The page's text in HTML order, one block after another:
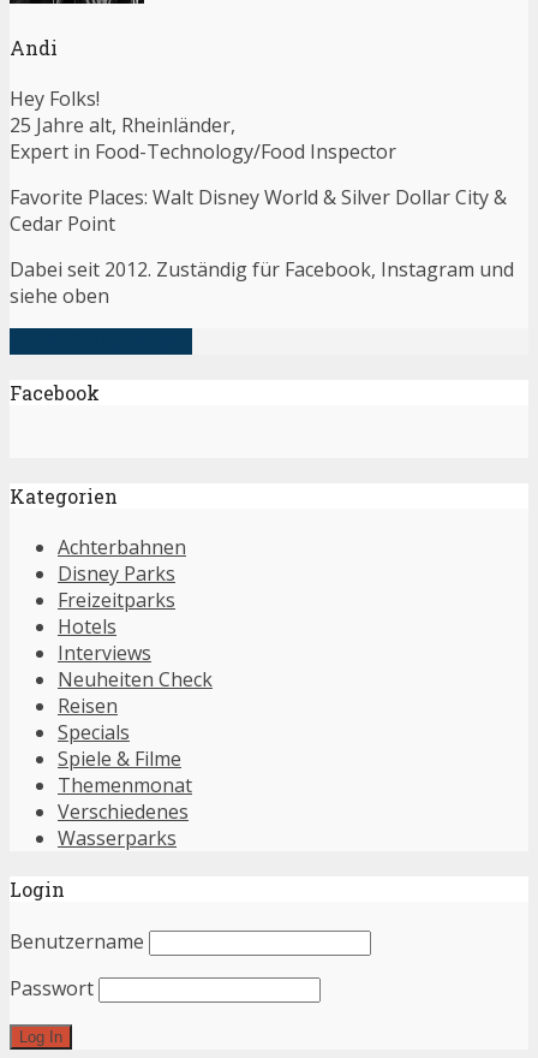
Andi
Hey Folks!
25 Jahre alt, Rheinländer,
Expert in Food-Technology/Food Inspector
Favorite Places: Walt Disney World & Silver Dollar City &
Cedar Point
Dabei seit 2012. Zuständig für Facebook, Instagram und
siehe oben
Facebook
Kategorien
Achterbahnen
Disney Parks
Freizeitparks
Hotels
Interviews
Neuheiten Check
Reisen
Specials
Spiele & Filme
Themenmonat
Verschiedenes
Wasserparks
Login
Benutzername
Passwort